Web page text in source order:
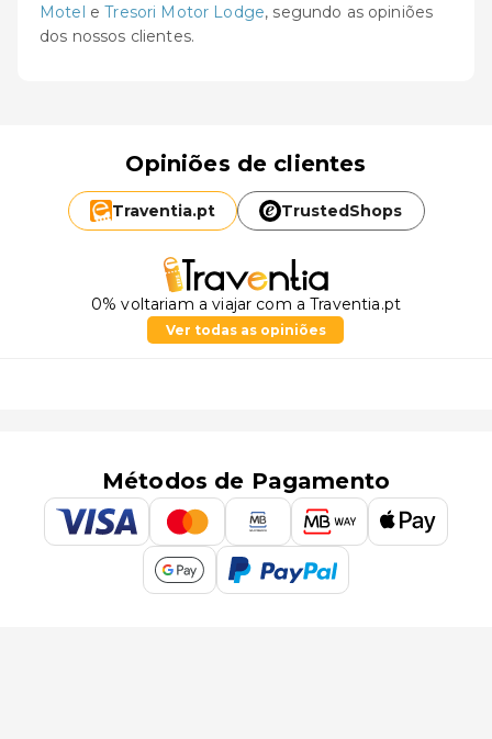
Motel eTresori Motor Lodge, segundo as opiniões
dos nossos clientes.
Opiniões de clientes
Traventia.pt TrustedShops
0% voltariam a viajar com a Traventia.pt
Ver todas as opiniões
Métodos de Pagamento